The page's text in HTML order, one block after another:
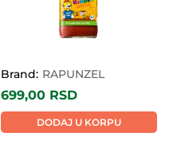
Brand: RAPUNZEL
699,00 RSD
DODAJ U KORPU